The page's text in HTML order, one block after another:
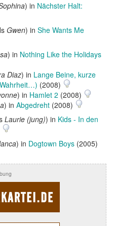
) in Nächster Halt:
Gwen) in She Wants Me
) in Nothing Like the Holidays
Diaz) in Lange Beine, kurze
(2008)
) in Hamlet 2 (2008)
) in Abgedreht (2008)
Laurie (jung)) in Kids - In den
) in Dogtown Boys (2005)